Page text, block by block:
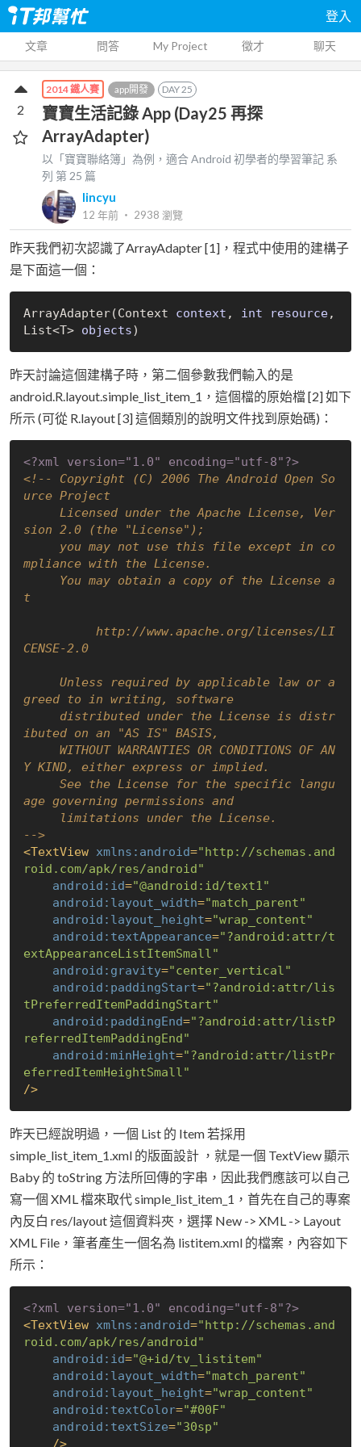
登入
文章 問答 My Project 徵才 聊天
2014 鐵人賽 app開發 DAY25
寶寶生活記錄 App (Day25 再探
ArrayAdapter)
以「寶寶聯絡簿」為例，適合 Android 初學者的學習筆記 系
列 第25 篇
lincyu
12 年前 ‧ 2938 瀏覽
2
昨天我們初次認識了ArrayAdapter [1]，程式中使用的建構子
是下面這一個：
ArrayAdapter(Context context , int resource,
List<T> objects)
昨天討論這個建構子時，第二個參數我們輸入的是
android.R.layout.simple_list_item_1，這個檔的原始檔 [2] 如下
所示 (可從 R.layout [3] 這個類別的說明文件找到原始碼)：
<?xml version="1.0" encoding="utf-8"?>
<!-- Copyright (C) 2006 The Android Open So
urce Project
sion 2.0 (the "License");
mpliance with the License.
t
CENSE-2.0
greed to in writing, software
ibuted on an "AS IS" BASIS,
Y KIND, either express or implied.
age governing permissions and
-->
<TextView xmlns:android="http://schemas.and
roid.com/apk/res/android"
android:id="@android:id/text1"
android:layout_width="match_parent"
android:layout_height="wrap_content"
android:textAppearance="?android:attr/t
extAppearanceListItemSmall"
android:gravity="center_vertical"
android:paddingStart="?android:attr/lis
tPreferredItemPaddingStart"
android:paddingEnd="?android:attr/listP
referredItemPaddingEnd"
android:minHeight="?android:attr/listPr
eferredItemHeightSmall"
/>
昨天已經說明過，一個 List 的 Item 若採用
simple_list_item_1.xml 的版面設計 ，就是一個 TextView 顯示
Baby 的 toString 方法所回傳的字串，因此我們應該可以自己
寫一個 XML 檔來取代 simple_list_item_1，首先在自己的專案
內反白 res/layout 這個資料夾，選擇 New -> XML -> Layout
XML File，筆者產生一個名為 listitem.xml 的檔案，內容如下
所示：
<?xml version="1.0" encoding="utf-8"?>
<TextView xmlns:android="http://schemas.and
roid.com/apk/res/android"
android:id="@+id/tv_listitem"
android:layout_width="match_parent"
android:layout_height="wrap_content"
android:textColor="#00F"
android:textSize="30sp"
    />